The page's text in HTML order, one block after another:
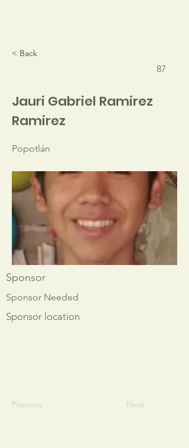
< Back
87
Jauri Gabriel Ramirez
Ramirez
Popotlán
Sponsor
Sponsor Needed
Sponsor location
Previous Next